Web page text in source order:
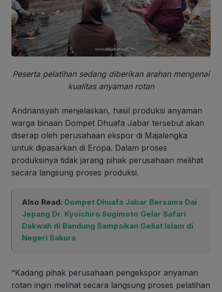
Peserta pelatihan sedang diberikan arahan mengenai
kualitas anyaman rotan
Andriansyah menjelaskan, hasil produksi anyaman
warga binaan Dompet Dhuafa Jabar tersebut akan
diserap oleh perusahaan ekspor di Majalengka
untuk dipasarkan di Eropa. Dalam proses
produksinya tidak jarang pihak perusahaan melihat
secara langsung proses produksi.
Also Read: Dompet Dhuafa Jabar Bersama Dai
Jepang Dr. Kyoichiro Sugimoto Gelar Safari
Dakwah di Bandung Sampaikan Geliat Islam di
Negeri Sakura
“Kadang pihak perusahaan pengekspor anyaman
rotan ingin melihat secara langsung proses pelatihan